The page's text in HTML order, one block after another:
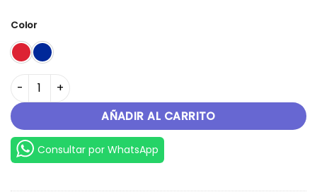
Color
X310 cantidad
AÑADIR AL CARRITO
Consultar por WhatsApp